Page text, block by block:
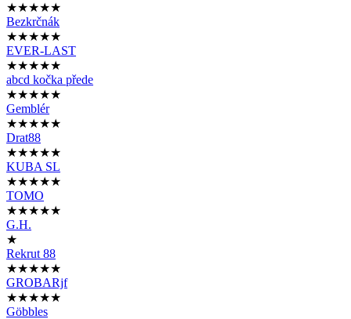
★★★★★
Bezkrčnák
★★★★★
EVER-LAST
★★★★★
abcd kočka přede
★★★★★
Gemblér
★★★★★
Drat88
★★★★★
KUBA SL
★★★★★
TOMO
★★★★★
G.H.
★
Rekrut 88
★★★★★
GROBARjf
★★★★★
Göbbles